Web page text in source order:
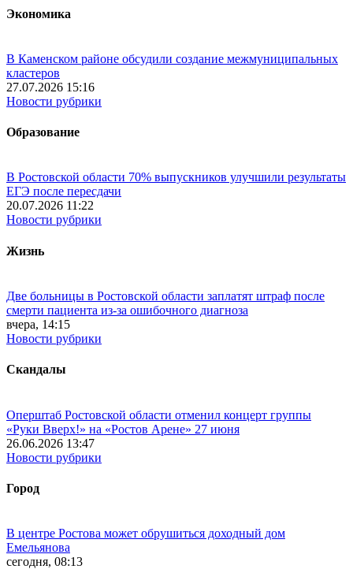
Экономика
В Каменском районе обсудили создание межмуниципальных
кластеров
27.07.2026 15:16
Новости рубрики
Образование
В Ростовской области 70% выпускников улучшили результаты
ЕГЭ после пересдачи
20.07.2026 11:22
Новости рубрики
Жизнь
Две больницы в Ростовской области заплатят штраф после
смерти пациента из-за ошибочного диагноза
вчера, 14:15
Новости рубрики
Скандалы
Оперштаб Ростовской области отменил концерт группы
«Руки Вверх!» на «Ростов Арене» 27 июня
26.06.2026 13:47
Новости рубрики
Город
В центре Ростова может обрушиться доходный дом
Емельянова
сегодня, 08:13